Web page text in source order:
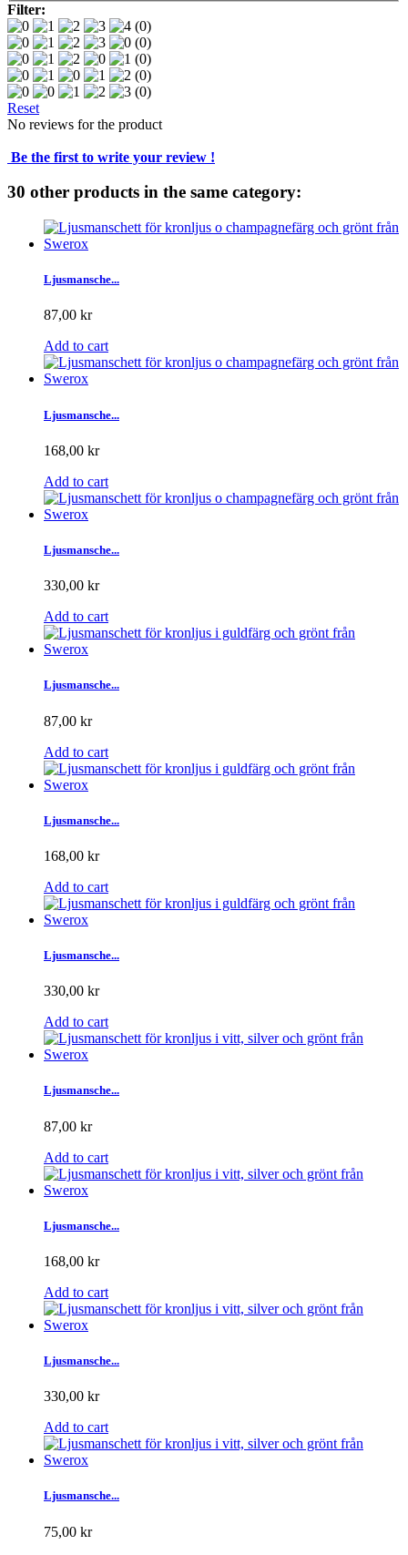
Filter:
(0)
(0)
(0)
(0)
(0)
Reset
No reviews for the product
Be the first to write your review !
30 other products in the same category:
Ljusmansche...
87,00 kr
Add to cart
Ljusmansche...
168,00 kr
Add to cart
Ljusmansche...
330,00 kr
Add to cart
Ljusmansche...
87,00 kr
Add to cart
Ljusmansche...
168,00 kr
Add to cart
Ljusmansche...
330,00 kr
Add to cart
Ljusmansche...
87,00 kr
Add to cart
Ljusmansche...
168,00 kr
Add to cart
Ljusmansche...
330,00 kr
Add to cart
Ljusmansche...
75,00 kr